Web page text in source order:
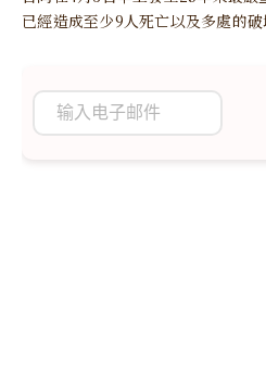
已經造成至少9人死亡以及多處的破